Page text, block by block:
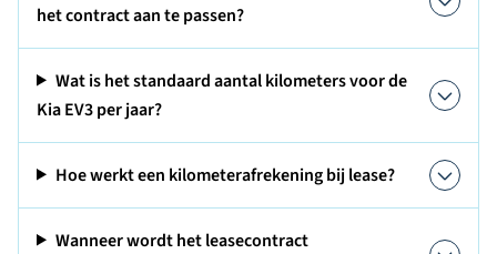
het contract aan te passen?
Wat is het standaard aantal kilometers voor de
Kia EV3 per jaar?
Hoe werkt een kilometerafrekening bij lease?
Wanneer wordt het leasecontract